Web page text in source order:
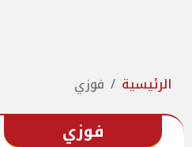
الرئيسية فوزي
فوزي